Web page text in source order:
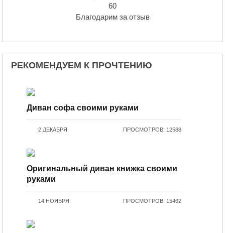
60
Благодарим за отзыв
РЕКОМЕНДУЕМ К ПРОЧТЕНИЮ
Диван софа своими руками
2 ДЕКАБРЯ ПРОСМОТРОВ: 12588
Оригинальный диван книжка своими
руками
14 НОЯБРЯ ПРОСМОТРОВ: 15462